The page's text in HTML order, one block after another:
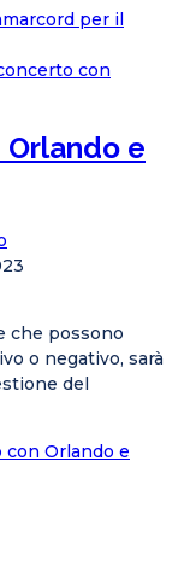
per il
e
che possono
o negativo, sarà
del
Orlando e